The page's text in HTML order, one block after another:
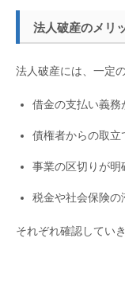
法人破産のメリ
法人破産には、一定
借金の支払い義務
債権者からの取立
事業の区切りが明
税金や社会保険の
それぞれ確認してい